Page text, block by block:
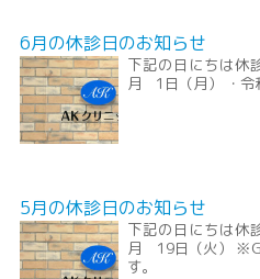
6月の休診日のお知らせ
下記の日にちは
月 1日（月） ・
5月の休診日のお知らせ
下記の日にちは
月 19日（火）
す。